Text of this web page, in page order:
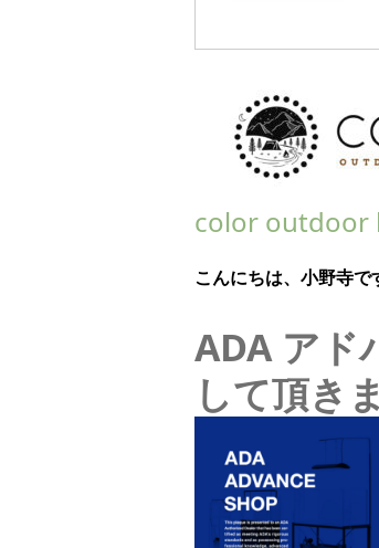
color outdoor
こんにちは、小野寺で
ADA アド
して頂き